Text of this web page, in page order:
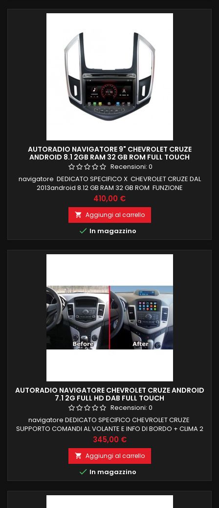
AUTORADIO NAVIGATORE 9" CHEVROLET CRUZE
ANDROID 8.1 2GB RAM 32 GB ROM FULL TOUCH
Recensioni: 0
navigatore DEDICATO SPECIFICO X CHEVROLET CRUZE DAL
2013android 8.12 GB RAM 32 GB ROM FUNZIONE
MIRRORLINK WIFI INTEGRATO BLUETOOTH INTEGRATO ingresso
camera e aux
Prezzo
410,00 €
 Aggiungi al carrello
 In magazzino
AUTORADIO NAVIGATORE CHEVROLET CRUZE ANDROID
7.1 2G FULL HD DAB FULL TOUCH
Recensioni: 0
navigatore DEDICATO SPECIFICO CHEVROLET CRUZE
SUPPORTO COMANDI AL VOLANTE E INFO DI BORDO + CLIMA 2
GB RAM 16 GB ROM ANDROID 7.1 MANTENIMENTO COMANDI AL
VOLANTE E LOGO ALLA ACCENSIONE FUNZIONE MIRRORLINK
COMPATIBILE MODULO DAB+WIFI INTEGRATO BLUETOOTH
INTEGRATO ingresso camera e aux
Prezzo
345,00 €
 Aggiungi al carrello
 In magazzino